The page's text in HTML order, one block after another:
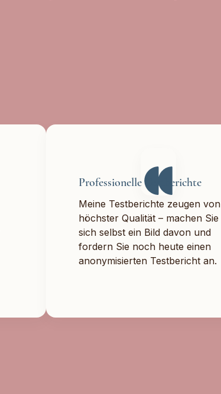
Professionelle Testberichte
Meine Testberichte zeugen von
höchster Qualität – machen Sie
sich selbst ein Bild davon und
fordern Sie noch heute einen
anonymisierten Testbericht an.